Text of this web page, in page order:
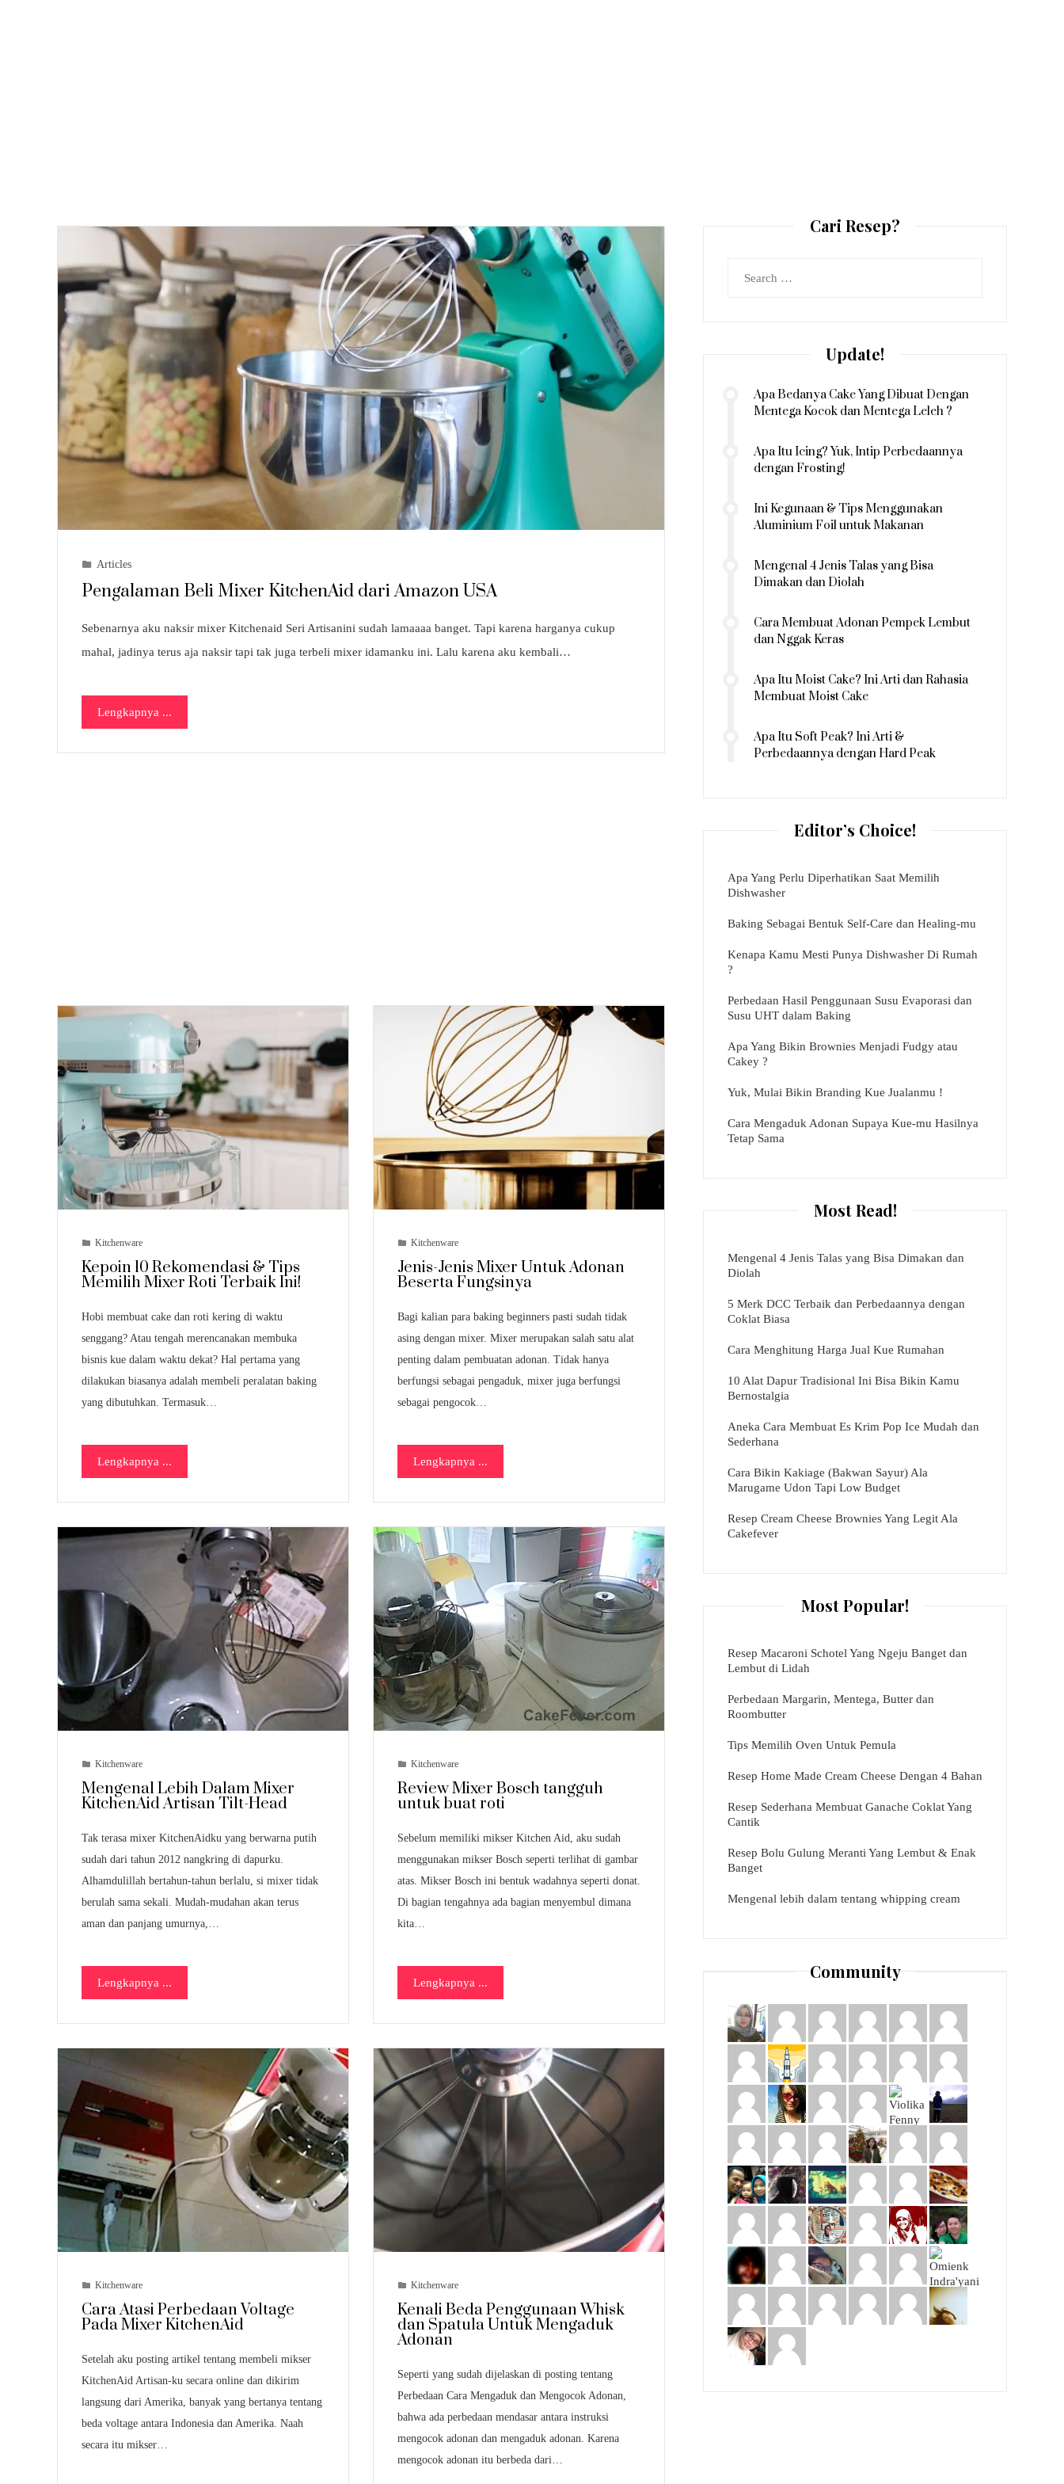
Articles
Pengalaman Beli Mixer KitchenAid dari Amazon USA
Sebenarnya aku naksir mixer Kitchenaid Seri Artisanini sudah lamaaaa banget. Tapi karena harganya cukup
mahal, jadinya terus aja naksir tapi tak juga terbeli mixer idamanku ini. Lalu karena aku kembali…
Lengkapnya ...
Kitchenware
Kepoin 10 Rekomendasi & Tips
Memilih Mixer Roti Terbaik Ini!
Hobi membuat cake dan roti kering di waktu
senggang? Atau tengah merencanakan membuka
bisnis kue dalam waktu dekat? Hal pertama yang
dilakukan biasanya adalah membeli peralatan baking
yang dibutuhkan. Termasuk…
Lengkapnya ...
Kitchenware
Jenis-Jenis Mixer Untuk Adonan
Beserta Fungsinya
Bagi kalian para baking beginners pasti sudah tidak
asing dengan mixer. Mixer merupakan salah satu alat
penting dalam pembuatan adonan. Tidak hanya
berfungsi sebagai pengaduk, mixer juga berfungsi
sebagai pengocok…
Lengkapnya ...
Kitchenware
Mengenal Lebih Dalam Mixer
KitchenAid Artisan Tilt-Head
Tak terasa mixer KitchenAidku yang berwarna putih
sudah dari tahun 2012 nangkring di dapurku.
Alhamdulillah bertahun-tahun berlalu, si mixer tidak
berulah sama sekali. Mudah-mudahan akan terus
aman dan panjang umurnya,…
Lengkapnya ...
Kitchenware
Review Mixer Bosch tangguh
untuk buat roti
Sebelum memiliki mikser Kitchen Aid, aku sudah
menggunakan mikser Bosch seperti terlihat di gambar
atas. Mikser Bosch ini bentuk wadahnya seperti donat.
Di bagian tengahnya ada bagian menyembul dimana
kita…
Lengkapnya ...
Kitchenware
Cara Atasi Perbedaan Voltage
Pada Mixer KitchenAid
Setelah aku posting artikel tentang membeli mikser
KitchenAid Artisan-ku secara online dan dikirim
langsung dari Amerika, banyak yang bertanya tentang
beda voltage antara Indonesia dan Amerika. Naah
secara itu mikser…
Kitchenware
Kenali Beda Penggunaan Whisk
dan Spatula Untuk Mengaduk
Adonan
Seperti yang sudah dijelaskan di posting tentang
Perbedaan Cara Mengaduk dan Mengocok Adonan,
bahwa ada perbedaan mendasar antara instruksi
mengocok adonan dan mengaduk adonan. Karena
mengocok adonan itu berbeda dari…
Cari Resep?
Update!
Apa Bedanya Cake Yang Dibuat Dengan
Mentega Kocok dan Mentega Leleh ?
Apa Itu Icing? Yuk, Intip Perbedaannya
dengan Frosting!
Ini Kegunaan & Tips Menggunakan
Aluminium Foil untuk Makanan
Mengenal 4 Jenis Talas yang Bisa
Dimakan dan Diolah
Cara Membuat Adonan Pempek Lembut
dan Nggak Keras
Apa Itu Moist Cake? Ini Arti dan Rahasia
Membuat Moist Cake
Apa Itu Soft Peak? Ini Arti &
Perbedaannya dengan Hard Peak
Editor’s Choice!
Apa Yang Perlu Diperhatikan Saat Memilih
Dishwasher
Baking Sebagai Bentuk Self-Care dan Healing-mu
Kenapa Kamu Mesti Punya Dishwasher Di Rumah
?
Perbedaan Hasil Penggunaan Susu Evaporasi dan
Susu UHT dalam Baking
Apa Yang Bikin Brownies Menjadi Fudgy atau
Cakey ?
Yuk, Mulai Bikin Branding Kue Jualanmu !
Cara Mengaduk Adonan Supaya Kue-mu Hasilnya
Tetap Sama
Most Read!
Mengenal 4 Jenis Talas yang Bisa Dimakan dan
Diolah
5 Merk DCC Terbaik dan Perbedaannya dengan
Coklat Biasa
Cara Menghitung Harga Jual Kue Rumahan
10 Alat Dapur Tradisional Ini Bisa Bikin Kamu
Bernostalgia
Aneka Cara Membuat Es Krim Pop Ice Mudah dan
Sederhana
Cara Bikin Kakiage (Bakwan Sayur) Ala
Marugame Udon Tapi Low Budget
Resep Cream Cheese Brownies Yang Legit Ala
Cakefever
Most Popular!
Resep Macaroni Schotel Yang Ngeju Banget dan
Lembut di Lidah
Perbedaan Margarin, Mentega, Butter dan
Roombutter
Tips Memilih Oven Untuk Pemula
Resep Home Made Cream Cheese Dengan 4 Bahan
Resep Sederhana Membuat Ganache Coklat Yang
Cantik
Resep Bolu Gulung Meranti Yang Lembut & Enak
Banget
Mengenal lebih dalam tentang whipping cream
Community